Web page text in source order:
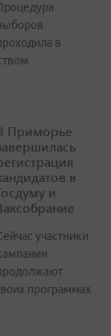
в
Приморье
в
и
участники
программах